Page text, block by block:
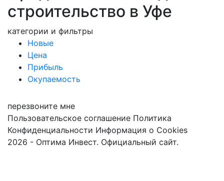
строительство в Уфе
категории и фильтры
Новые
Цена
Прибыль
Окупаемость
перезвоните мне
Пользовательское соглашение Политика
Конфиденциальности Информация о Cookies
2026 - Оптима Инвест. Официальный сайт.